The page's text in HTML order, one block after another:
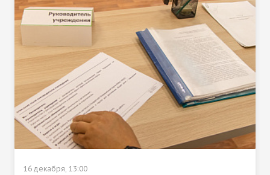
16 декабря, 13:00